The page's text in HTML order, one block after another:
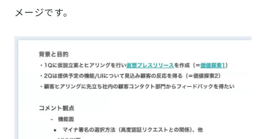
メージです。